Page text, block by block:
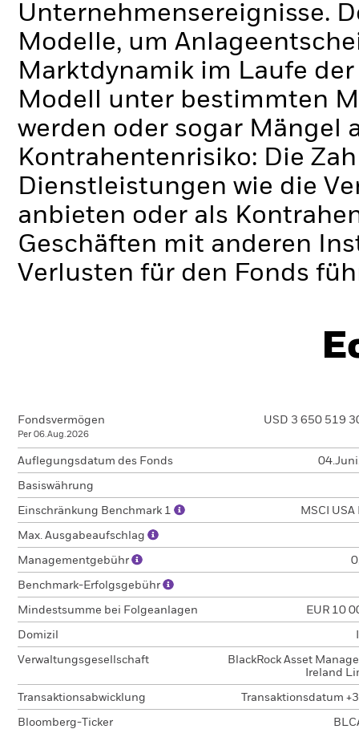
Unternehmensereignisse.
Modelle, um
Marktdynamik im Laufe
Modell unter bestimmten
werden oder sogar Mängel
Kontrahentenrisiko: Die
Dienstleistungen wie die
anbieten oder als
Geschäften mit anderen
Verlusten für den Fonds
Fondsvermögen
Per 06.Aug.2026
USD 3 650 519
Auflegungsdatum des Fonds
Basiswährung
Einschränkung Benchmark 1 MSCI USA
Max. Ausgabeaufschlag
Managementgebühr
Benchmark-Erfolgsgebühr
Mindestsumme bei Folgeanlagen EUR 10
Domizil
Verwaltungsgesellschaft
BlackRock Asset
Ireland
Transaktionsabwicklung Transaktionsdatum
Bloomberg-Ticker